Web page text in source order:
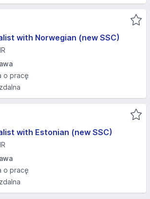
with Norwegian (new SSC)
o pracę
with Estonian (new SSC)
o pracę